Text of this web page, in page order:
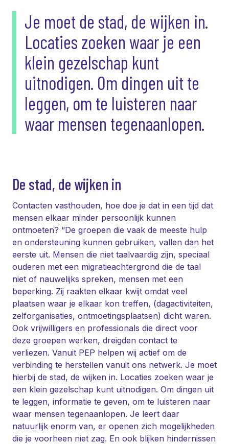
Je moet de stad, de wijken in.
Locaties zoeken waar je een
klein gezelschap kunt
uitnodigen. Om dingen uit te
leggen, om te luisteren naar
waar mensen tegenaanlopen.
De stad, de wijken in
Contacten vasthouden, hoe doe je dat in een tijd dat
mensen elkaar minder persoonlijk kunnen
ontmoeten? “De groepen die vaak de meeste hulp
en ondersteuning kunnen gebruiken, vallen dan het
eerste uit. Mensen die niet taalvaardig zijn, speciaal
ouderen met een migratieachtergrond die de taal
niet of nauwelijks spreken, mensen met een
beperking. Zij raakten elkaar kwijt omdat veel
plaatsen waar je elkaar kon treffen, (dagactiviteiten,
zelforganisaties, ontmoetingsplaatsen) dicht waren.
Ook vrijwilligers en professionals die direct voor
deze groepen werken, dreigden contact te
verliezen. Vanuit PEP helpen wij actief om de
verbinding te herstellen vanuit ons netwerk. Je moet
hierbij de stad, de wijken in. Locaties zoeken waar je
een klein gezelschap kunt uitnodigen. Om dingen uit
te leggen, informatie te geven, om te luisteren naar
waar mensen tegenaanlopen. Je leert daar
natuurlijk enorm van, er openen zich mogelijkheden
die je voorheen niet zag. En ook blijken hindernissen